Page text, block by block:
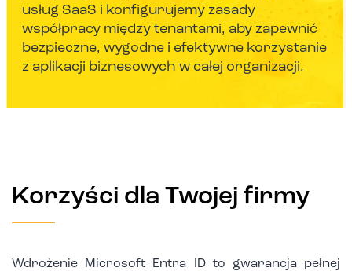
usług SaaS i konfigurujemy zasady
współpracy między tenantami, aby zapewnić
bezpieczne, wygodne i efektywne korzystanie
z aplikacji biznesowych w całej organizacji.
Korzyści dla Twojej firmy
Wdrożenie Microsoft Entra ID to gwarancja pełnej